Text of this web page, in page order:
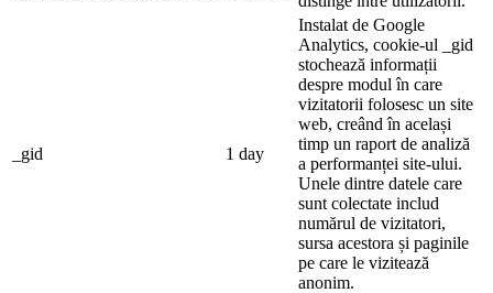
_gid 1 day
Instalat de Google
Analytics, cookie-ul _gid
stochează informații
despre modul în care
vizitatorii folosesc un site
web, creând în același
timp un raport de analiză
a performanței site-ului.
Unele dintre datele care
sunt colectate includ
numărul de vizitatori,
sursa acestora și paginile
pe care le vizitează
anonim.